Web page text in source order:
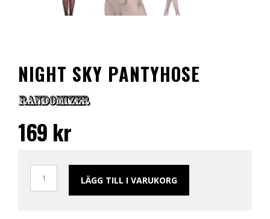
NIGHT SKY PANTYHOSE
169 kr
LÄGG TILL I VARUKORG